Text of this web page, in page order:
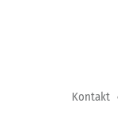
Kontakt